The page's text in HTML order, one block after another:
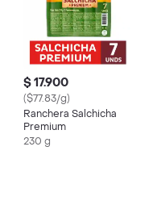
$ 17.900
($77.83/g)
Ranchera Salchicha
Premium
230 g